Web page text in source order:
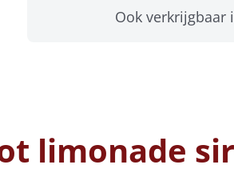
Ook verkrijgbaar
limonade